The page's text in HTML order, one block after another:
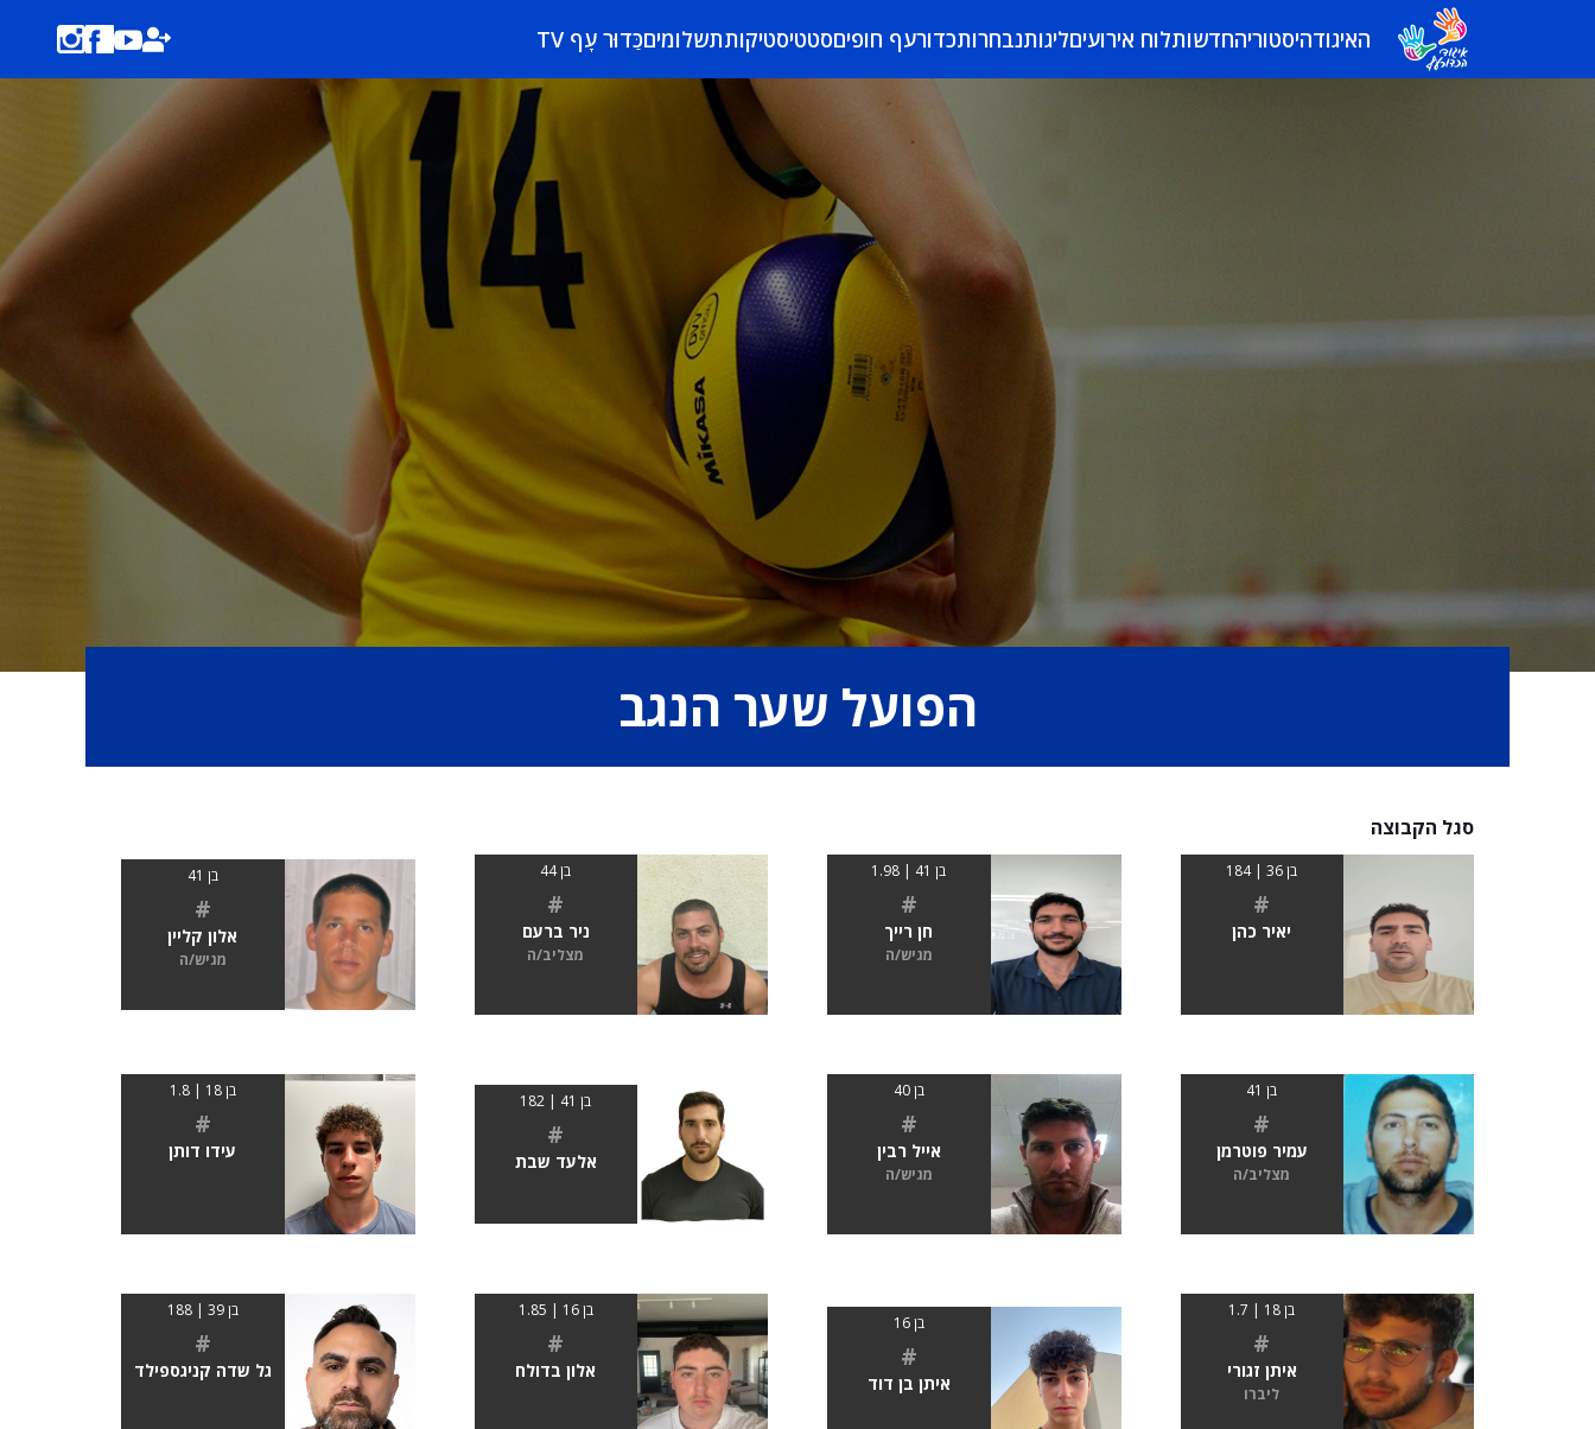
האיגודהיסטוריהחדשותלוח אירועיםליגותנבחרותכדורעף חופיםסטטיסטיקותתשלומיםכַּדוּר עָף TV
הפועל שער הנגב
סגל הקבוצה
בן 36 | 184
#
יאיר כהן
בן 41 | 1.98
#
חן רייך
מגיש/ה
בן 44
#
ניר ברעם
מצליב/ה
בן 41
#
אלון קליין
מגיש/ה
בן 41
#
עמיר פוטרמן
מצליב/ה
בן 40
#
אייל רבין
מגיש/ה
בן 41 | 182
#
אלעד שבת
בן 18 | 1.8
#
עידו דותן
בן 18 | 1.7
#
איתן זגורי
ליברו
בן 16
#
איתן בן דוד
בן 16 | 1.85
#
אלון בדולח
בן 39 | 188
#
גל שדה קניגספילד